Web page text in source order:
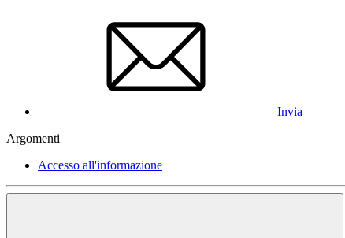
Invia
Argomenti
Accesso all'informazione